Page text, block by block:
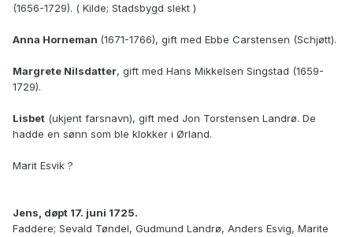
(1656-1729). ( Kilde; Stadsbygd slekt )
Anna Horneman (1671-1766), gift med Ebbe Carstensen (Schjøtt).
Margrete Nilsdatter, gift med Hans Mikkelsen Singstad (1659-
1729).
Lisbet (ukjent farsnavn), gift med Jon Torstensen Landrø. De
hadde en sønn som ble klokker i Ørland.
Marit Esvik ?
Jens, døpt 17. juni 1725.
Faddere; Sevald Tøndel, Gudmund Landrø, Anders Esvig, Marite